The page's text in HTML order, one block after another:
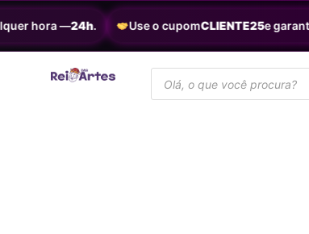
hora —24h. Use o cupomCLIENTE25e garanta